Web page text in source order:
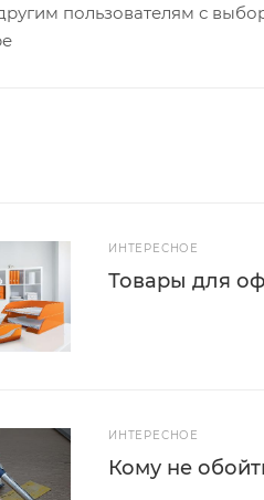
пользователям с
ИНТЕРЕСНОЕ
Товары для
ИНТЕРЕСНОЕ
Кому не